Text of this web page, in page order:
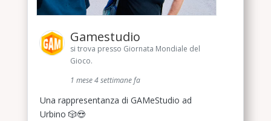
Gamestudio
si trova presso Giornata Mondiale del
Gioco.
1 mese 4 settimane fa
Una rappresentanza di GAMeStudio ad
Urbino 🎲😍